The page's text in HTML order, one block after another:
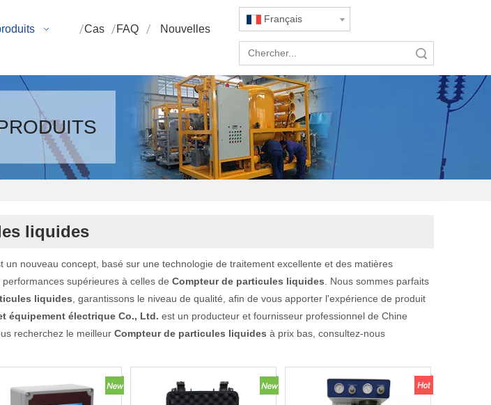
Cas FAQ Nouvelles
Français
liquides
un nouveau concept, basé sur une technologie de traitement excellente et des matières
supérieures à celles de Compteur de particules liquides . Nous sommes parfaits
liquides , garantissons le niveau de qualité, afin de vous apporter l'expérience de produit
équipement électrique Co., Ltd. est un producteur et fournisseur professionnel de Chine
recherchez le meilleur Compteur de particules liquides à prix bas, consultez-nous